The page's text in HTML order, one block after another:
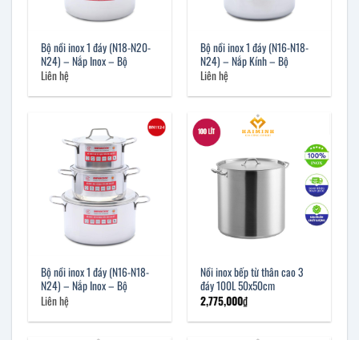
Bộ nồi inox 1 đáy (N18-N20-
N24) – Nắp Inox – Bộ
Liên hệ
Bộ nồi inox 1 đáy (N16-N18-
N24) – Nắp Kính – Bộ
Liên hệ
Bộ nồi inox 1 đáy (N16-N18-
N24) – Nắp Inox – Bộ
Liên hệ
Nồi inox bếp từ thân cao 3
đáy 100L 50x50cm
2,775,000₫